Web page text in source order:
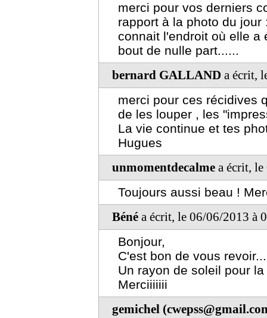
merci pour vos derniers
rapport à la photo du
connait l'endroit où elle a
bout de nulle part......
bernard GALLAND a écrit,
merci pour ces récidives
de les louper , les
La vie continue et tes
Hugues
unmomentdecalme a écrit,
Toujours aussi beau !
Béné a écrit, le 06/06/2013 à
Bonjour,
C'est bon de vous revoir...
Un rayon de soleil pour
Merciiiiiii
gemichel